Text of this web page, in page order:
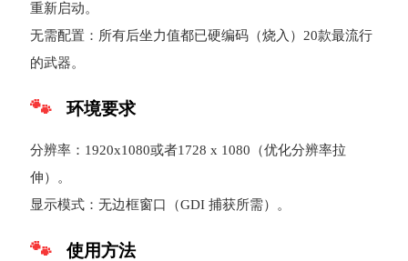
重新启动。
无需配置：所有后坐力值都已硬编码（烧入）20款最流行
的武器。
环境要求
分辨率：1920x1080或者1728 x 1080（优化分辨率拉
伸）。
显示模式：无边框窗口（GDI 捕获所需）。
使用方法